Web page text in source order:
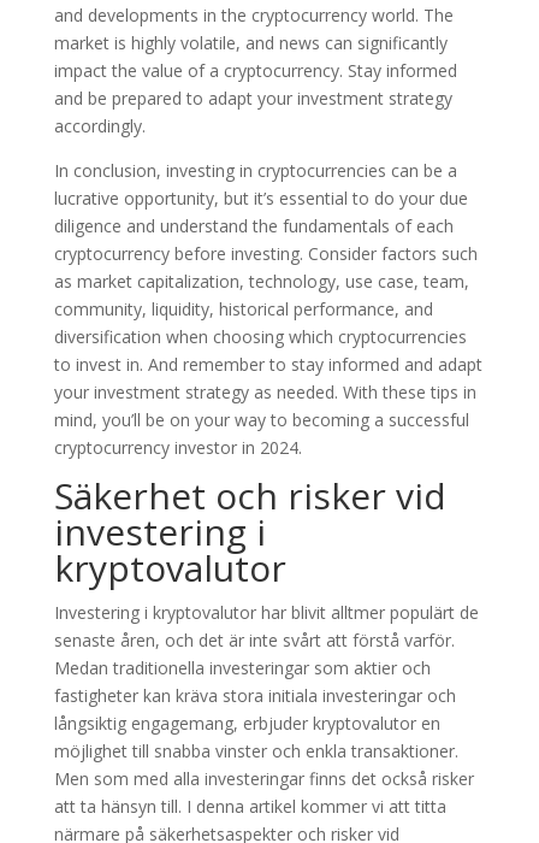
and developments in the cryptocurrency world. The
market is highly volatile, and news can significantly
impact the value of a cryptocurrency. Stay informed
and be prepared to adapt your investment strategy
accordingly.
In conclusion, investing in cryptocurrencies can be a
lucrative opportunity, but it’s essential to do your due
diligence and understand the fundamentals of each
cryptocurrency before investing. Consider factors such
as market capitalization, technology, use case, team,
community, liquidity, historical performance, and
diversification when choosing which cryptocurrencies
to invest in. And remember to stay informed and adapt
your investment strategy as needed. With these tips in
mind, you’ll be on your way to becoming a successful
cryptocurrency investor in 2024.
Säkerhet och risker vid
investering i
kryptovalutor
Investering i kryptovalutor har blivit alltmer populärt de
senaste åren, och det är inte svårt att förstå varför.
Medan traditionella investeringar som aktier och
fastigheter kan kräva stora initiala investeringar och
långsiktig engagemang, erbjuder kryptovalutor en
möjlighet till snabba vinster och enkla transaktioner.
Men som med alla investeringar finns det också risker
att ta hänsyn till. I denna artikel kommer vi att titta
närmare på säkerhetsaspekter och risker vid